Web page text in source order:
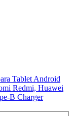
Tablet Android
Redmi, Huawei
B Charger